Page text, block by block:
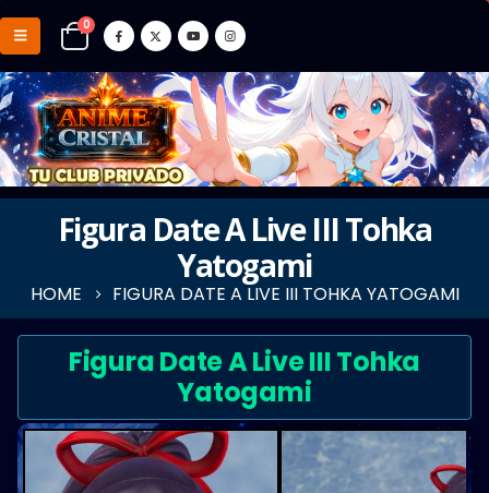
0
Figura Date A Live III Tohka
Yatogami
HOME FIGURA DATE A LIVE III TOHKA YATOGAMI
Figura Date A Live III Tohka
Yatogami